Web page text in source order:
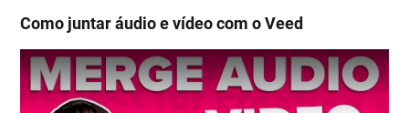
Como juntar áudio e vídeo com o Veed